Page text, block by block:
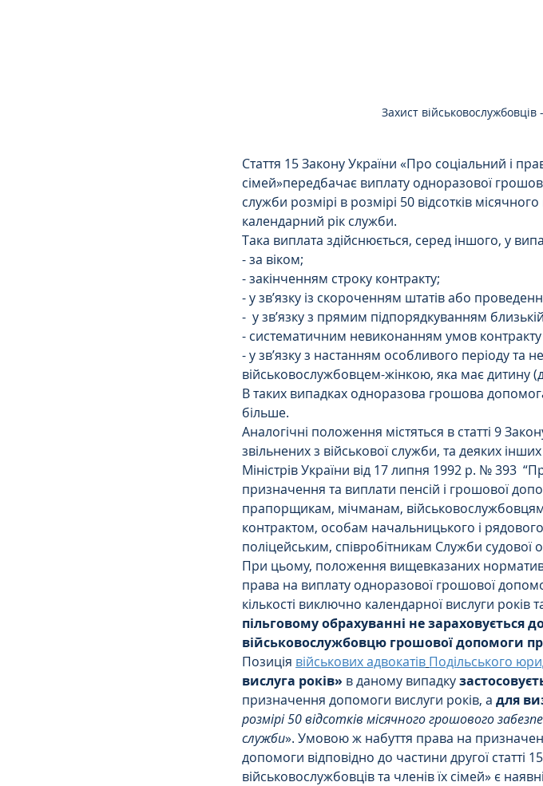
Захист
Стаття 15 Закону України «Про соціальний і
сімей»передбачає виплату одноразової
служби розмірі в розмірі 50 відсотків
календарний рік служби.
Така виплата здійснюється, серед іншого, у
- за віком;
- закінченням строку контракту;
- у зв’язку із скороченням штатів або
-  у зв’язку з прямим підпорядкуванням
- систематичним невиконанням умов
- у зв’язку з настанням особливого періоду
військовослужбовцем-жінкою, яка має дитину
В таких випадках одноразова грошова
більше.
Аналогічні положення містяться в статті 9
звільнених з військової служби, та деяких
Міністрів України від 17 липня 1992 р. № 393
призначення та виплати пенсій і грошової
прапорщикам, мічманам, військовослужбовцям
контрактом, особам начальницького і
поліцейським, співробітникам Служби судової
При цьому, положення вищевказаних
права на виплату одноразової грошової
кількості виключно календарної вислуги років
пільговому обрахуванні не зараховується
військовослужбовцю грошової допомоги
Позиція військових адвокатів Подільського
вислуга років» в даному випадку
призначення допомоги вислуги років, а для
розмірі 50 відсотків місячного грошового
служби». Умовою ж набуття права на
допомоги відповідно до частини другої статті
військовослужбовців та членів їх сімей» є